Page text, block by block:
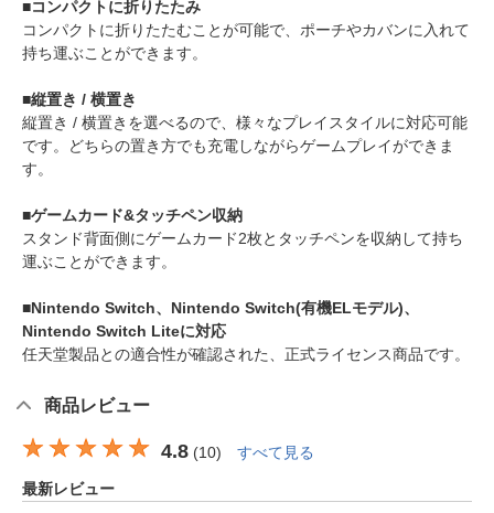
■コンパクトに折りたたみ
コンパクトに折りたたむことが可能で、ポーチやカバンに入れて
持ち運ぶことができます。
■縦置き / 横置き
縦置き / 横置きを選べるので、様々なプレイスタイルに対応可能
です。どちらの置き方でも充電しながらゲームプレイができま
す。
■ゲームカード&タッチペン収納
スタンド背面側にゲームカード2枚とタッチペンを収納して持ち
運ぶことができます。
■Nintendo Switch、Nintendo Switch(有機ELモデル)、
Nintendo Switch Liteに対応
任天堂製品との適合性が確認された、正式ライセンス商品です。
商品レビュー
4.8 (10) すべて見る
最新レビュー